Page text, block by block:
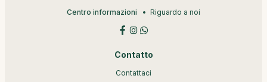
Centro informazioni Riguardo a noi
Contatto
Contattaci